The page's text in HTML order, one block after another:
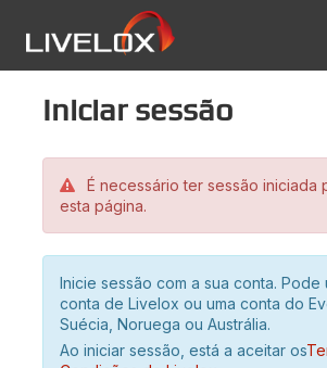
Iniciar sessão
É necessário ter sessão iniciada
esta página.
Inicie sessão com a sua conta. Pode
conta de Livelox ou uma conta do
Suécia, Noruega ou Austrália.
Ao iniciar sessão, está a aceitar os